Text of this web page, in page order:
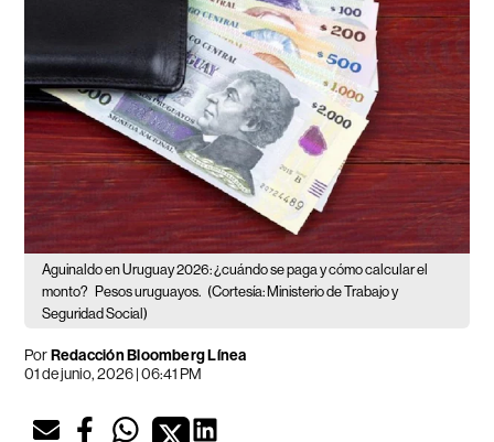
Aguinaldo en Uruguay 2026: ¿cuándo se paga y cómo calcular el
monto? Pesos uruguayos. (Cortesía: Ministerio de Trabajo y
Seguridad Social)
PorRedacción Bloomberg Línea
01 de junio, 2026 | 06:41 PM